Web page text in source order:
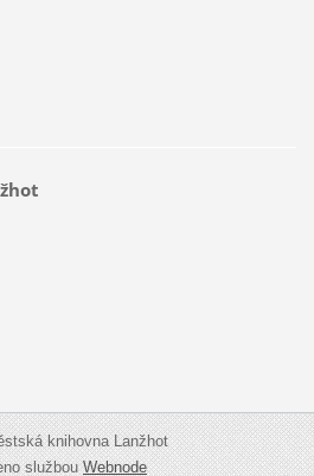
knihovna Lanžhot
službouWebnode